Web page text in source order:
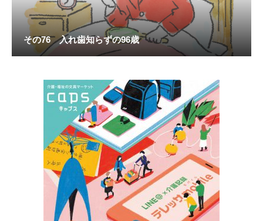
その76 入れ歯知らずの96歳